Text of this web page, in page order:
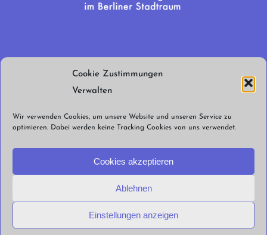
Cookie Zustimmungen
Verwalten
Wir verwenden Cookies, um unsere Website und unseren Service zu
optimieren. Dabei werden keine Tracking Cookies von uns verwendet.
Cookies akzeptieren
Ablehnen
Einstellungen anzeigen
euren Support!
Jetzt spenden!